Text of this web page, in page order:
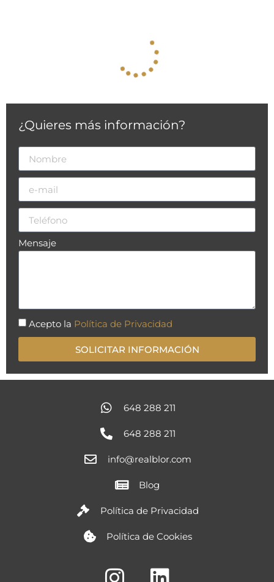
¿Quieres más información?
Mensaje
Acepto la Política de Privacidad
SOLICITAR INFORMACIÓN
648 288 211
648 288 211
info@realblor.com
Blog
Política de Privacidad
Política de Cookies